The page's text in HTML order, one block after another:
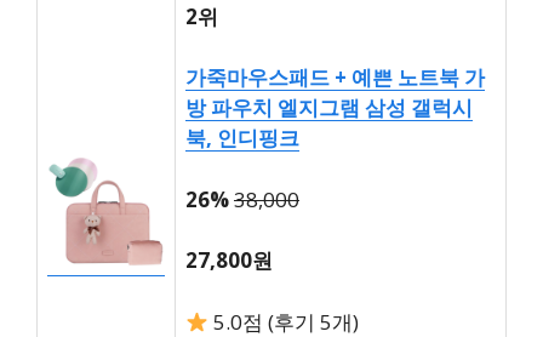
2위
가죽마우스패드 + 예쁜 노트북 가
방 파우치 엘지그램 삼성 갤럭시
북, 인디핑크
26%38,000
27,800원
5.0점 (후기 5개)